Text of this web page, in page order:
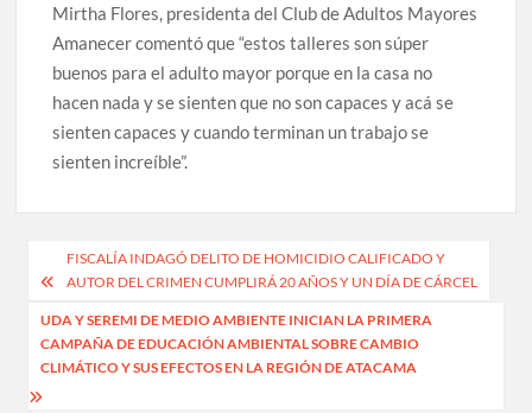
Mirtha Flores, presidenta del Club de Adultos Mayores
Amanecer comentó que “estos talleres son súper
buenos para el adulto mayor porque en la casa no
hacen nada y se sienten que no son capaces y acá se
sienten capaces y cuando terminan un trabajo se
sienten increíble”.
Navegación
de
entradas
FISCALÍA INDAGÓ DELITO DE HOMICIDIO CALIFICADO Y
AUTOR DEL CRIMEN CUMPLIRÁ 20 AÑOS Y UN DÍA DE CÁRCEL
UDA Y SEREMI DE MEDIO AMBIENTE INICIAN LA PRIMERA
CAMPAÑA DE EDUCACIÓN AMBIENTAL SOBRE CAMBIO
CLIMÁTICO Y SUS EFECTOS EN LA REGIÓN DE ATACAMA